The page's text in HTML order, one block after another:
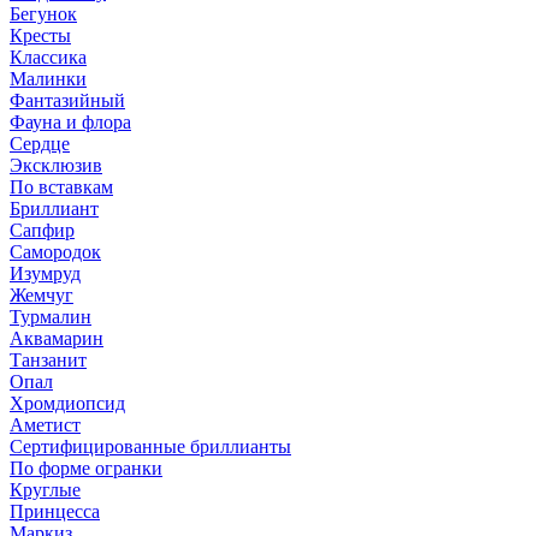
Бегунок
Кресты
Классика
Малинки
Фантазийный
Фауна и флора
Сердце
Эксклюзив
По вставкам
Бриллиант
Сапфир
Самородок
Изумруд
Жемчуг
Турмалин
Аквамарин
Танзанит
Опал
Хромдиопсид
Аметист
Сертифицированные бриллианты
По форме огранки
Круглые
Принцесса